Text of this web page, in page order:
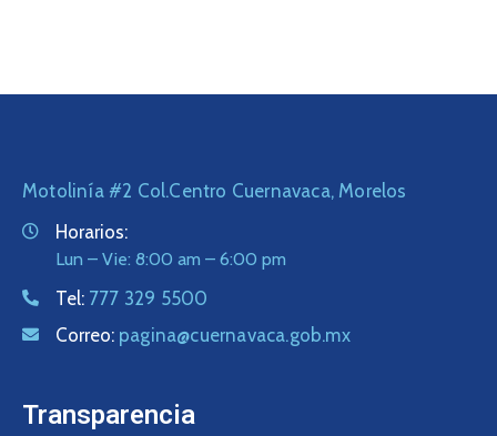
Motolinía #2 Col.Centro Cuernavaca, Morelos
Horarios:
Lun – Vie: 8:00 am – 6:00 pm
Tel: 777 329 5500
Correo: pagina@cuernavaca.gob.mx
Transparencia